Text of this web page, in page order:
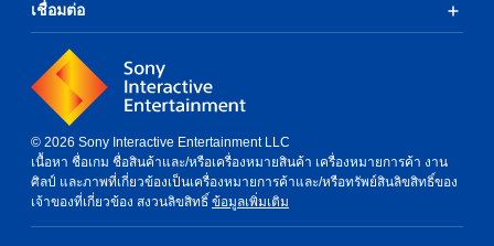
เชื่อมต่อ
© 2026 Sony Interactive Entertainment LLC
เนื้อหา ชื่อเกม ชื่อสินค้าและ/หรือเครื่องหมายสินค้า เครื่องหมายการค้า งาน
ศิลป์ และภาพที่เกี่ยวข้องเป็นเครื่องหมายการค้าและ/หรือทรัพย์สินลิขสิทธิ์ของ
เจ้าของที่เกี่ยวข้อง สงวนลิขสิทธิ์ ข้อมูลเพิ่มเติม